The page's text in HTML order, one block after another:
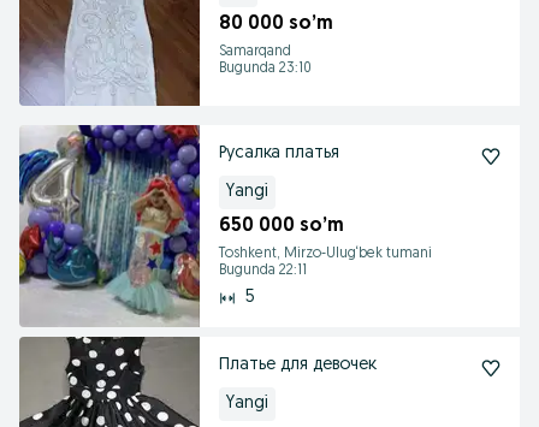
80 000 so’m
Samarqand
Bugunda 23:10
Русалка платья
Yangi
650 000 so’m
Toshkent, Mirzo-Ulug‘bek tumani
Bugunda 22:11
5
Платье для девочек
Yangi